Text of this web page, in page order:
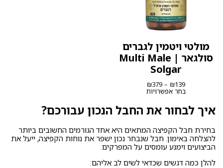
מולטי ויטמין לגברים
סולגאר | Multi Male
Solgar
₪139
–
₪379
מחירים:
⁦₪379⁩
בחר אפשרויות
איך לבחור את החבל הנכון עבורכם?
בחירת חבל הקפיצה המתאים היא אחד הגורמים החשובים ביותר
להצלחה באימון. חבל שנבחר נכון ישפר את נוחות הקפיצה, ייעל את
הביצועים וימנע עומסים על המפרקים.
להלן כמה דגשים שכדאי לשים לב אליהם: